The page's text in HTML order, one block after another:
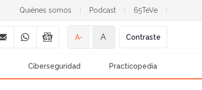
Quiénes somos Podcast 65TeVe
A- A Contraste
Ciberseguridad Practicopedia